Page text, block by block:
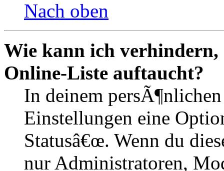
Nach oben
Wie kann ich verhindern,
Online-Liste auftaucht?
In deinem
Einstellungen eine
Statusâ€œ. Wenn du
nur Administratoren,